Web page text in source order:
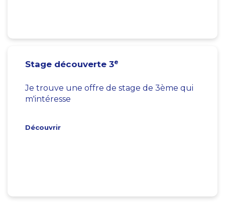
Stage découverte 3e
Je trouve une offre de stage de 3ème qui
m'intéresse
Découvrir